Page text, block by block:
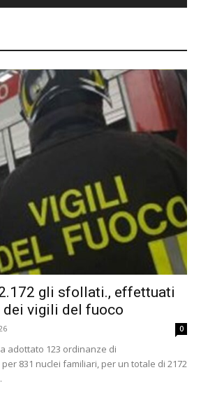
gli sfollati., effettuati
dei vigili del fuoco
0
adottato 123 ordinanze di
831 nuclei familiari, per un totale di 2172